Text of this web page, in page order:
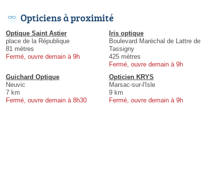
Opticiens à proximité
Optique Saint Astier
place de la République
81 mètres
Fermé, ouvre demain à 9h
Iris optique
Boulevard Maréchal de Lattre de
Tassigny
425 mètres
Fermé, ouvre demain à 9h
Guichard Optique
Neuvic
7 km
Fermé, ouvre demain à 8h30
Opticien KRYS
Marsac-sur-l'Isle
9 km
Fermé, ouvre demain à 9h